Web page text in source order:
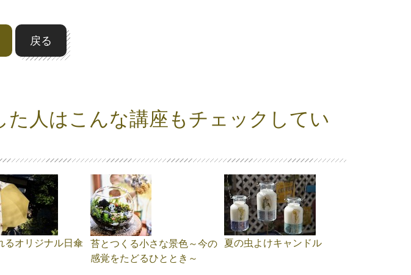
戻る
た人はこんな講座もチェックしてい
るオリジナル日傘
苔とつくる小さな景色～今の
感覚をたどるひととき～
夏の虫よけキャンドル